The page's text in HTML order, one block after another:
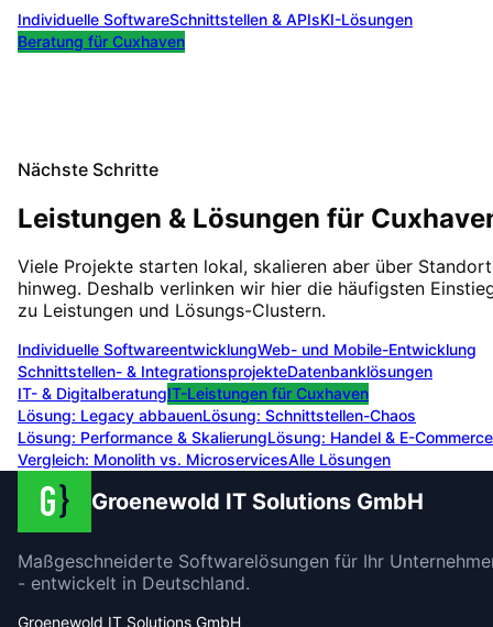
Individuelle SoftwareSchnittstellen & APIsKI-Lösungen
Beratung für Cuxhaven
Nächste Schritte
Leistungen & Lösungen für
Viele Projekte starten lokal, skalieren aber über
hinweg. Deshalb verlinken wir hier die häufigsten
zu Leistungen und Lösungs-Clustern.
Individuelle SoftwareentwicklungWeb- und Mobile-Entwicklung
Schnittstellen- & IntegrationsprojekteDatenbanklösungen
IT- & DigitalberatungIT-Leistungen für Cuxhaven
Lösung: Legacy abbauenLösung: Schnittstellen-Chaos
Lösung: Performance & SkalierungLösung: Handel & E-Commerce
Vergleich: Monolith vs. MicroservicesAlle Lösungen
Groenewold IT Solutions GmbH
Maßgeschneiderte Softwarelösungen für Ihr
- entwickelt in Deutschland.
Groenewold IT Solutions GmbH